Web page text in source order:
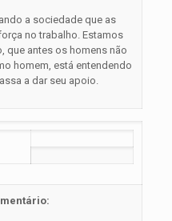
a sociedade que as
no trabalho. Estamos
que antes os homens não
homem, está entendendo
a dar seu apoio.